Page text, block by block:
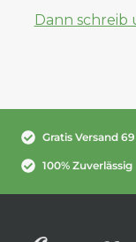
Dann
Gratis Versand
100% Zuverlässig